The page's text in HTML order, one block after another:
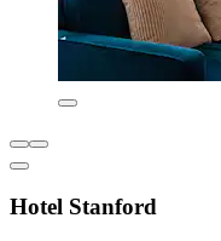
Hotel Stanford